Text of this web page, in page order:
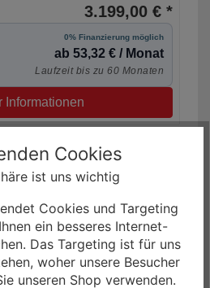
3.199,00 € *
0% Finanzierung möglich
ab 53,32 € / Monat
Laufzeit bis zu 60 Monaten
Informationen
Cookies
ist uns wichtig
Cookies und Targeting
ein besseres Internet-
Das Targeting ist für uns
woher unsere Besucher
unseren Shop verwenden.